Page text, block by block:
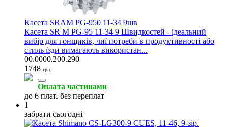
Касета SRAM PG-950 11-34 9шв
Касета SR M PG-95 11-34 9 Швидкостей - ідеальний
вибір для гонщиків, чиї потреби в продуктивності або
стиль їзди вимагають використан...
00.0000.200.290
1748 грн.
Оплата частинами
до 6 плат. без переплат
1
забрати сьогодні